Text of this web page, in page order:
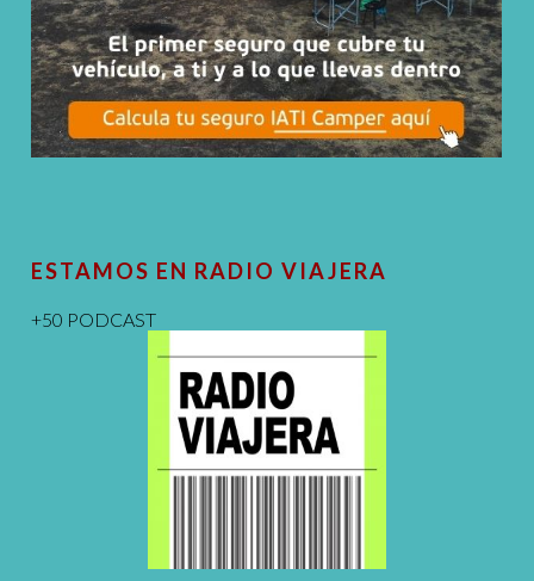
ESTAMOS EN RADIO VIAJERA
+50 PODCAST